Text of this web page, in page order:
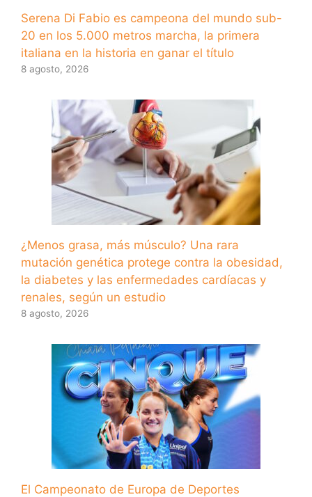
Serena Di Fabio es campeona del mundo sub-
20 en los 5.000 metros marcha, la primera
italiana en la historia en ganar el título
8 agosto, 2026
¿Menos grasa, más músculo? Una rara
mutación genética protege contra la obesidad,
la diabetes y las enfermedades cardíacas y
renales, según un estudio
8 agosto, 2026
El Campeonato de Europa de Deportes